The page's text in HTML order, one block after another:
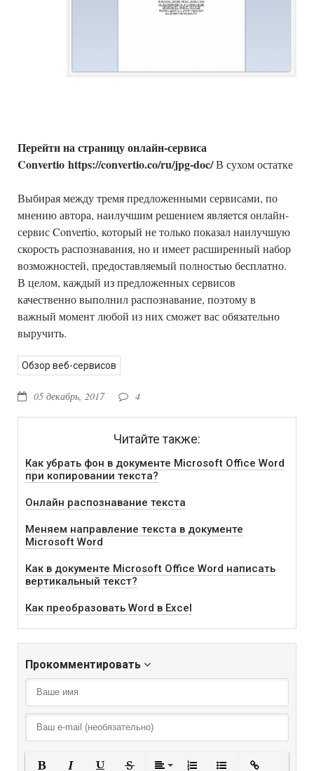
Перейти на страницу онлайн-сервиса
Convertio https://convertio.co/ru/jpg-doc/В сухом остатке
Выбирая между тремя предложенными сервисами, по
мнению автора, наилучшим решением является онлайн-
сервис Convertio, который не только показал наилучшую
скорость распознавания, но и имеет расширенный набор
возможностей, предоставляемый полностью бесплатно.
В целом, каждый из предложенных сервисов
качественно выполнил распознавание, поэтому в
важный момент любой из них сможет вас обязательно
выручить.
Обзор веб-сервисов
05 декабрь, 2017 4
Читайте также:
Как убрать фон в документе Microsoft Office Word
при копировании текста?
Онлайн распознавание текста
Меняем направление текста в документе
Microsoft Word
Как в документе Microsoft Office Word написать
вертикальный текст?
Как преобразовать Word в Excel
Прокомментировать